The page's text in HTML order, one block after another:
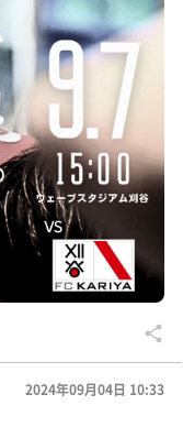
2024年09月04日 10:33